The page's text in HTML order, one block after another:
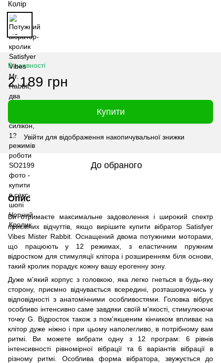
Колір
В наявності
2 189 грн
Купити
% Увійти для відображення накопичувальної знижки
До обраного
Опис
Ви отримаєте максимальне задоволення і широкий спектр
приємних відчуттів, якщо вирішите купити вібратор Satisfyer
Vibes Mister Rabbit. Оснащений двома потужними моторами,
що працюють у 12 режимах, з еластичним пружним
відростком для стимуляції клітора і розширенням біля основи,
такий кролик порадує кожну вашу ерогенну зону.
Дуже м'який корпус з головкою, яка легко гнеться в будь-яку
сторону, приємно відчувається всередині, розташовуючись у
відповідності з анатомічними особливостями. Головка вібрує
особливо інтенсивно саме завдяки своїй м'якості, стимулюючи
точку G. Відросток також з пом'якшеним кінчиком впливає на
клітор дуже ніжно і при цьому наполегливо, в потрібному вам
ритмі. Ви можете вибрати одну з 12 програм: 6 рівнів
інтенсивності рівномірної вібрації та 6 варіантів вібрації в
різному ритмі. Особлива форма вібратора, звужується до